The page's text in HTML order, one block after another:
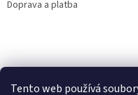
Tento web používá
Doprava a platba
Online